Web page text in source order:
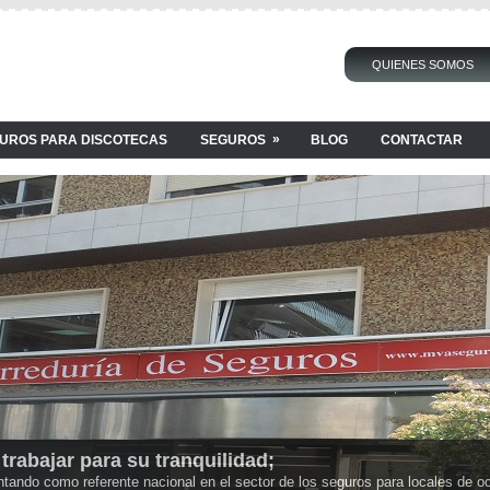
QUIENES SOMOS
PARA DISCOTECAS SEGUROS » BLOG CONTACTAR
para su tranquilidad;
como referente nacional en el sector de los seguros para locales de
necesitas cualquier tipo de información no dudes en ponerte en contacto